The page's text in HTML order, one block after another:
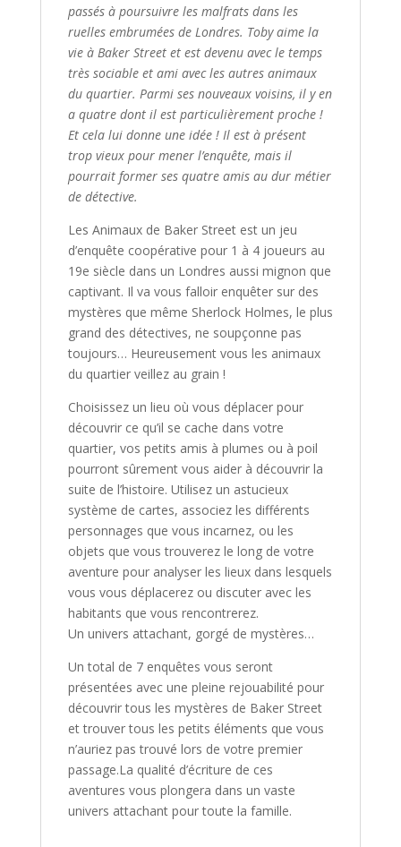
passés à poursuivre les malfrats dans les
ruelles embrumées de Londres. Toby aime la
vie à Baker Street et est devenu avec le temps
très sociable et ami avec les autres animaux
du quartier. Parmi ses nouveaux voisins, il y en
a quatre dont il est particulièrement proche !
Et cela lui donne une idée ! Il est à présent
trop vieux pour mener l’enquête, mais il
pourrait former ses quatre amis au dur métier
de détective.
Les Animaux de Baker Streetest un jeu
d’enquête coopérative pour 1 à 4 joueurs au
19e siècle dans un Londres aussi mignon que
captivant. Il va vous falloir enquêter sur des
mystères que même Sherlock Holmes, le plus
grand des détectives, ne soupçonne pas
toujours… Heureusement vous les animaux
du quartier veillez au grain !
Choisissez un lieu où vous déplacer pour
découvrir ce qu’il se cache dans votre
quartier, vos petits amis à plumes ou à poil
pourront sûrement vous aider à découvrir la
suite de l’histoire. Utilisez un astucieux
système de cartes, associez les différents
personnages que vous incarnez, ou les
objets que vous trouverez le long de votre
aventure pour analyser les lieux dans lesquels
vous vous déplacerez ou discuter avec les
habitants que vous rencontrerez.
Un univers attachant, gorgé de mystères…
Un total de 7 enquêtes vous seront
présentées avec une pleine rejouabilité pour
découvrir tous les mystères de Baker Street
et trouver tous les petits éléments que vous
n’auriez pas trouvé lors de votre premier
passage.La qualité d’écriture de ces
aventures vous plongera dans un vaste
univers attachant pour toute la famille.